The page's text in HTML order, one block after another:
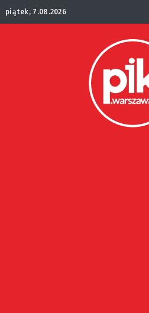
piątek, 7.08.2026